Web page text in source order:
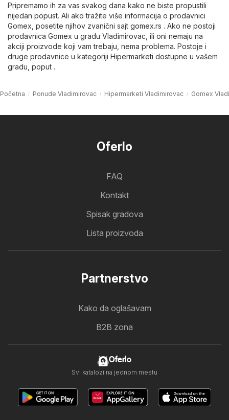
Pripremamo ih za vas svakog dana kako ne biste propustili
nijedan popust. Ali ako tražite više informacija o prodavnici
Gomex, posetite njihov zvanični sajt gomex.rs . Ako ne postoji
prodavnica Gomex u gradu Vladimirovac, ili oni nemaju na
akciji proizvode koji vam trebaju, nema problema. Postoje i
druge prodavnice u kategoriji Hipermarketi dostupne u vašem
gradu, poput .
Početna Ponude Vladimirovac Hipermarketi Vladimirovac Gomex
Oferlo
FAQ
Kontakt
Spisak gradova
Lista proizvoda
Partnerstvo
Kako da oglašavam
B2B zona
Oferlo
Svi katalozi na jednom mestu